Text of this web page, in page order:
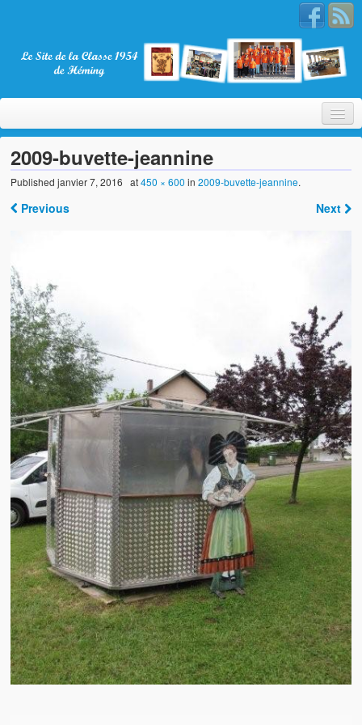
Bienvenue
Les membres
Nos partenaires
Brocante
Salon multi-collections
Autres animations
La fête foraine
Les aubades
Où se trouve Héming ?
Photos
20 ans, ça se fête ! Souvenirs de 2009…
2014, les 25 ans de l’association
17/05/2015 : LA vidéo souvenir 2015
17/05/2015 : Tous nos membres étaient en action
2009-buvette-jeannine
Publishedjanvier 7, 2016 at450 × 600 in2009-buvette-jeannine.
Previous Next